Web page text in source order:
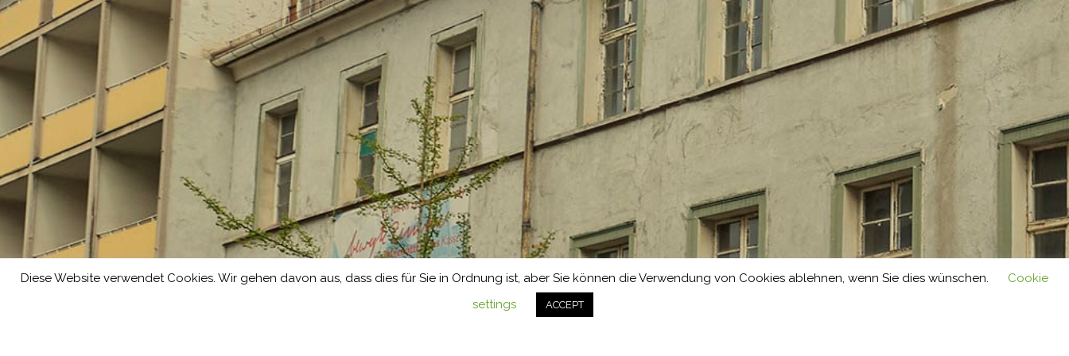
Diese Website verwendet Cookies. Wir gehen davon aus, dass dies für Sie in Ordnung ist, aber Sie können die Verwendung von Cookies ablehnen, wenn Sie dies wünschen.
Cookie
settings
ACCEPT